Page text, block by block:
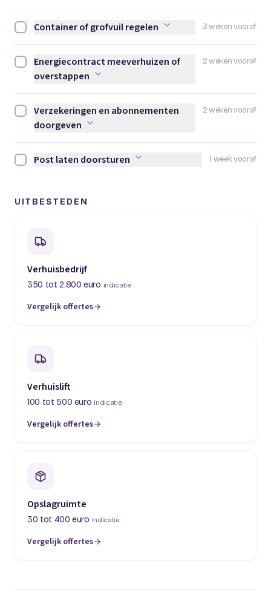
3 weken vooraf
Container of grofvuil regelen afvinken
Container of grofvuil regelen
2 weken vooraf
Energiecontract meeverhuizen of overstappen afvinken
Energiecontract meeverhuizen of
overstappen
2 weken vooraf
Verzekeringen en abonnementen doorgeven afvinken
Verzekeringen en abonnementen
doorgeven
1 week vooraf
Post laten doorsturen afvinken
Post laten doorsturen
UITBESTEDEN
Verhuisbedrijf
350 tot 2.800 euro indicatie
Vergelijk offertes
(opent in een nieuw tabblad)
Verhuislift
100 tot 500 euro indicatie
Vergelijk offertes
(opent in een nieuw tabblad)
Opslagruimte
30 tot 400 euro indicatie
Vergelijk offertes
(opent in een nieuw tabblad)